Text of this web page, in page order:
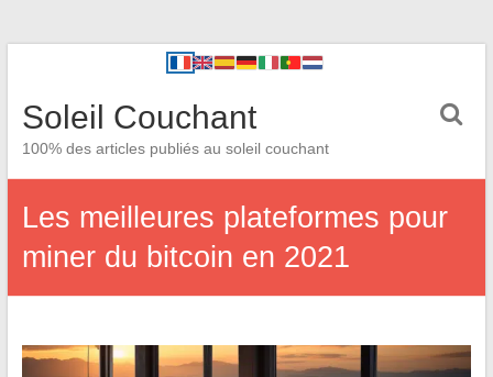
Soleil Couchant
100% des articles publiés au soleil couchant
Les meilleures plateformes pour
miner du bitcoin en 2021